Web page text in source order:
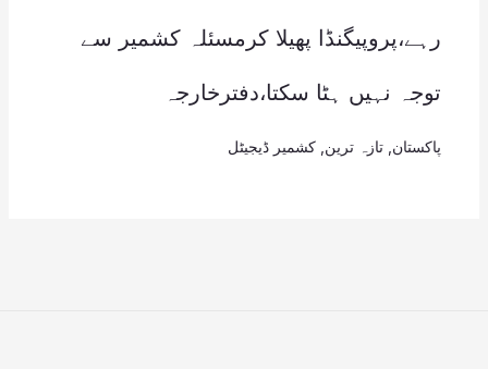
رہے،پروپیگنڈا پھیلا کرمسئلہ کشمیر سے
توجہ نہیں ہٹا سکتا،دفترخارجہ
پاکستان تازہ ترین کشمیر ڈیجیٹل